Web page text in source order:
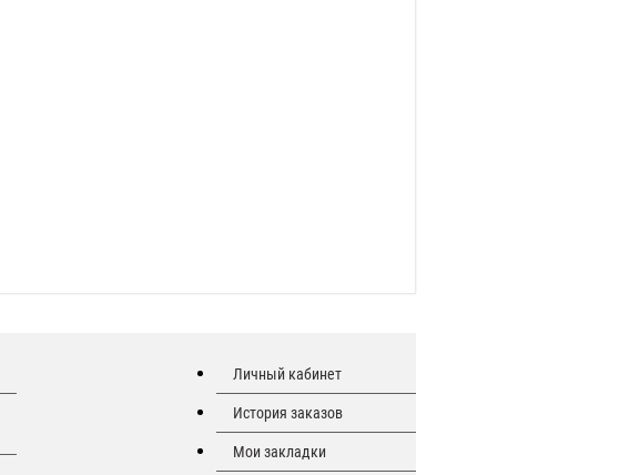
Личный кабинет
История заказов
Мои закладки